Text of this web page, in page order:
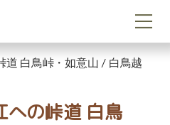
道 白鳥峠・如意山 / 白鳥越
への峠道 白鳥